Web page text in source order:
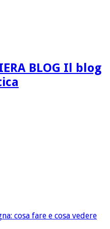
BLOG Il blog
cosa fare e cosa vedere